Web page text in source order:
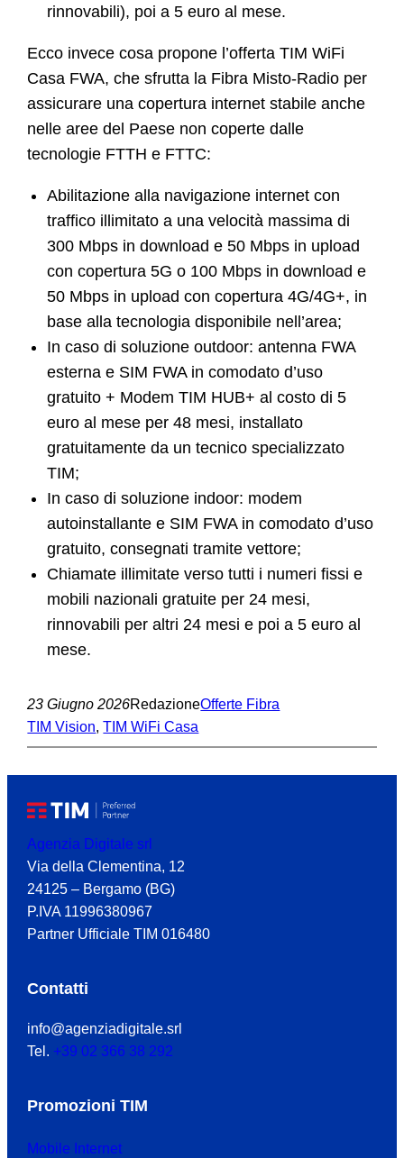
rinnovabili), poi a 5 euro al mese.
Ecco invece cosa propone l’offerta TIM WiFi
Casa FWA, che sfrutta la Fibra Misto-Radio per
assicurare una copertura internet stabile anche
nelle aree del Paese non coperte dalle
tecnologie FTTH e FTTC:
Abilitazione alla navigazione internet con
traffico illimitato a una velocità massima di
300 Mbps in download e 50 Mbps in upload
con copertura 5G o 100 Mbps in download e
50 Mbps in upload con copertura 4G/4G+, in
base alla tecnologia disponibile nell’area;
In caso di soluzione outdoor: antenna FWA
esterna e SIM FWA in comodato d’uso
gratuito + Modem TIM HUB+ al costo di 5
euro al mese per 48 mesi, installato
gratuitamente da un tecnico specializzato
TIM;
In caso di soluzione indoor: modem
autoinstallante e SIM FWA in comodato d’uso
gratuito, consegnati tramite vettore;
Chiamate illimitate verso tutti i numeri fissi e
mobili nazionali gratuite per 24 mesi,
rinnovabili per altri 24 mesi e poi a 5 euro al
mese.
23 Giugno 2026RedazioneOfferte Fibra
TIM Vision, TIM WiFi Casa
Agenzia Digitale srl
Via della Clementina, 12
24125 – Bergamo (BG)
P.IVA 11996380967
Partner Ufficiale TIM 016480
Contatti
info@agenziadigitale.srl
Tel. +39 02 366 38 292
Promozioni TIM
Mobile Internet